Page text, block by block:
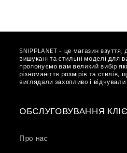
SNIPPLANET - це магазин взуття,
вишукані та стильні моделі для
пропонуємо вам великий вибір
різноманіття розмірів та
виглядали захопливо і
ОБСЛУГОВУВАННЯ
Про нас